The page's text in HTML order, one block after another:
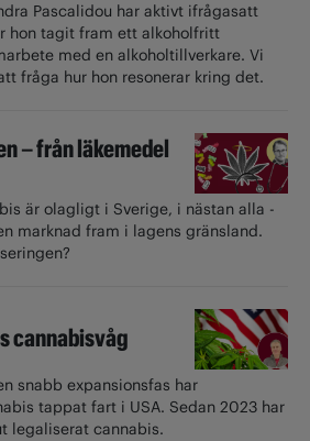
Pascalidou har aktivt ifrågasatt
hon tagit fram ett alkoholfritt
med en alkoholtillverkare. Vi
fråga hur hon resonerar kring det.
– från läkemedel
är olagligt i ­Sverige, i nästan alla
marknad fram i lagens gränsland.
cannabisvåg
snabb expansionsfas har
tappat fart i USA. Sedan 2023 har
­legaliserat cannabis.